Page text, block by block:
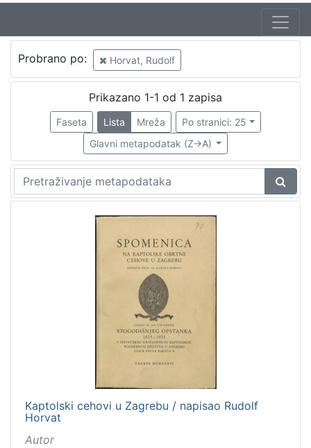
Probrano po: Horvat, Rudolf
Prikazano 1-1 od 1 zapisa
Faseta Lista Mreža
Po stranici: 25
Glavni metapodatak (Z->A)
Kaptolski cehovi u Zagrebu / napisao Rudolf
Horvat
Autor